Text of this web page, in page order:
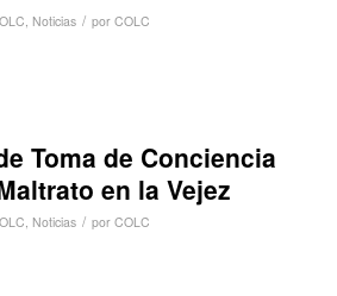
, Noticias / por COLC
Toma de Conciencia
en la Vejez
, Noticias / por COLC